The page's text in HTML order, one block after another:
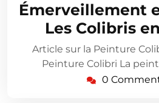
Émerveillement
Les Colibris
Article sur la Peinture
Peinture Colibri La
0